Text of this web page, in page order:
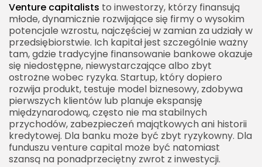
Venture capitalists to inwestorzy, którzy finansują
młode, dynamicznie rozwijające się firmy o wysokim
potencjale wzrostu, najczęściej w zamian za udziały w
przedsiębiorstwie. Ich kapitał jest szczególnie ważny
tam, gdzie tradycyjne finansowanie bankowe okazuje
się niedostępne, niewystarczające albo zbyt
ostrożne wobec ryzyka. Startup, który dopiero
rozwija produkt, testuje model biznesowy, zdobywa
pierwszych klientów lub planuje ekspansję
międzynarodową, często nie ma stabilnych
przychodów, zabezpieczeń majątkowych ani historii
kredytowej. Dla banku może być zbyt ryzykowny. Dla
funduszu venture capital może być natomiast
szansą na ponadprzeciętny zwrot z inwestycji.
Duży rynek
Produkt rozwiązujący istotny problem
Trakcja
Skalowalność
Venture capitalists a aniołowie biznesu
Kiedy wybrać anioła biznesu, a kiedy VC?
Venture capitalists a private equity
Pitch deck dla venture capitalists
Co powinien zawierać pitch deck?